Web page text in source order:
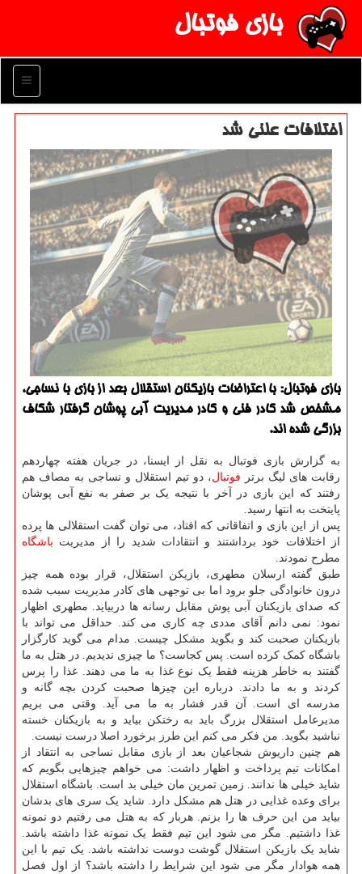
بازی فوتبال
منو
اختلافات علنی شد
بازی فوتبال: با اعتراضات بازیکنان استقلال بعد از بازی با نساجی،
مشخص شد کادر فنی و کادر مدیریت آبی پوشان گرفتار شکاف
بزرگی شده اند.
به گزارش بازی فوتبال به نقل از ایسنا، در جریان هفته چهاردهم
رقابت های لیگ برتر فوتبال، دو تیم استقلال و نساجی به مصاف هم
رفتند که این بازی در آخر با نتیجه یک بر صفر به نفع آبی پوشان
پایتخت به انتها رسید.
پس از این بازی و اتفاقاتی که افتاد، می توان گفت استقلالی ها پرده
از اختلافات خود برداشتند و انتقادات شدید را از مدیریت باشگاه
مطرح نمودند.
طبق گفته ارسلان مطهری، بازیکن استقلال، قرار بوده همه چیز
درون خانوادگی جلو برود اما بی توجهی های کادر مدیریت سبب شده
که صدای بازیکنان آبی پوش مقابل رسانه ها دربیاید. مطهری اظهار
نمود: نمی دانم آقای مددی چه کاری می کند. حداقل می تواند با
بازیکنان صحبت کند و بگوید مشکل چیست. مدام می گوید کارگزار
باشگاه کمک کرده است. پس کجاست؟ ما چیزی ندیدیم. در هتل به ما
گفتند به خاطر هزینه فقط یک نوع غذا به ما می دهند. غذا را پرس
کردند و به ما دادند. درباره این چیزها صحبت کردن بچه گانه و
مدرسه ای است. آن قدر فشار به ما می آید. وقتی می بریم
مدیرعامل استقلال بزرگ باید به رختکن بیاید و به بازیکنان خسته
نباشید بگوید. من فکر می کنم این طرز برخورد اصلا درست نیست.
هم چنین داریوش شجاعیان بعد از بازی مقابل نساجی به انتقاد از
امکانات تیم پرداخت و اظهار داشت: می خواهم چیزهایی بگویم که
شاید خیلی ها ندانند. زمین تمرین مان خیلی بد است. باشگاه استقلال
برای وعده غذایی در هتل هم مشکل دارد. شاید یک سری های بدشان
بیاید من این حرف ها را بزنم. هربار که به هتل می رفتیم دو نمونه
غذا داشتیم. مگر می شود این تیم فقط یک نمونه غذا داشته باشد.
شاید یک بازیکن استقلال گوشت دوست نداشته باشد. یک تیم با این
همه هوادار مگر می شود این شرایط را داشته باشد؟ از اول فصل